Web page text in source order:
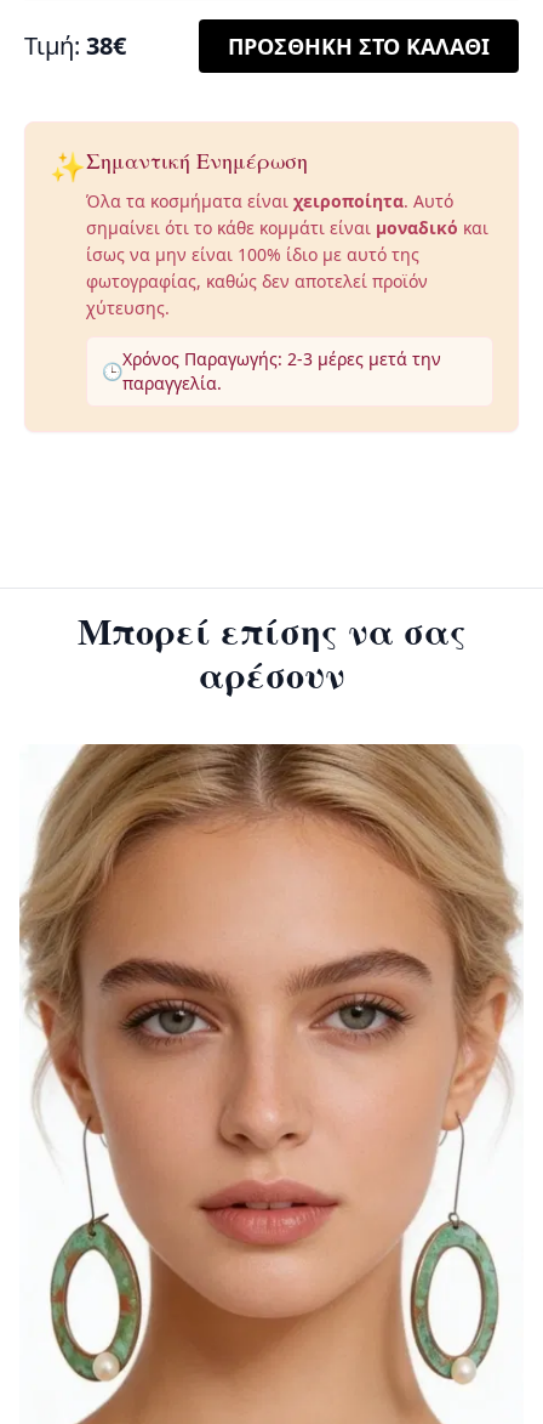
Τιμή: 38€ ΠΡΟΣΘΗΚΗ ΣΤΟ ΚΑΛΑΘΙ
✨Σημαντική Ενημέρωση
Όλα τα κοσμήματα είναι χειροποίητα. Αυτό
σημαίνει ότι το κάθε κομμάτι είναι μοναδικό και
ίσως να μην είναι 100% ίδιο με αυτό της
φωτογραφίας, καθώς δεν αποτελεί προϊόν
χύτευσης.
🕒
Χρόνος Παραγωγής: 2-3 μέρες μετά την
παραγγελία.
Μπορεί επίσης να σας
αρέσουν